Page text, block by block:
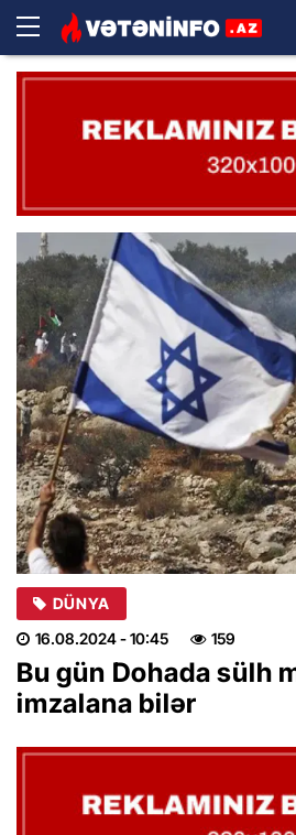
DÜNYA
16.08.2024- 10:45 159
Bu gün Dohada sülh
imzalana bilər